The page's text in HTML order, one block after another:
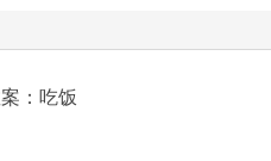
：吃饭